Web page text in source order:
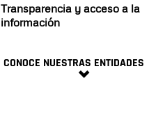
Transparencia y acceso a la
información
CONOCE NUESTRAS ENTIDADES